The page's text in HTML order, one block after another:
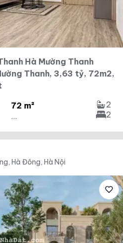
Hà Mường Thanh
Thanh, 3,63 tỷ, 72m2,
72 m²
...
2
2
Hà Đông, Hà Nội